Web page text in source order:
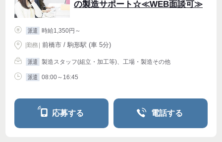
の製造サポート☆≪WEB面談可≫
派遣 時給1,350円～
|勤務 前橋市 / 駒形駅 (車 5分)
派遣 製造スタッフ(組立・加工等)、工場・製造その他
派遣 08:00～16:45
応募する 電話する